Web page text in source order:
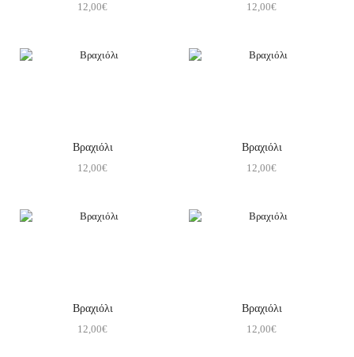
12,00€
12,00€
Βραχιόλι
12,00€
Βραχιόλι
12,00€
Βραχιόλι
12,00€
Βραχιόλι
12,00€